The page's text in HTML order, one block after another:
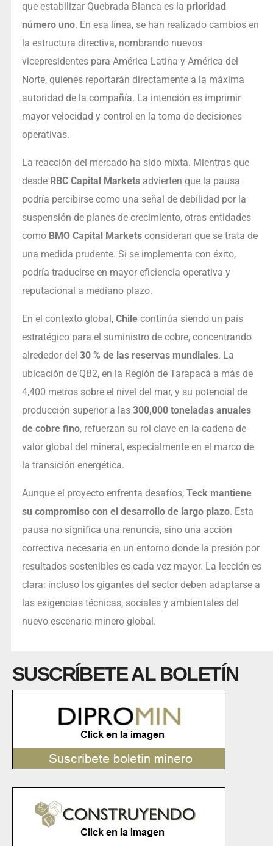
que estabilizar Quebrada Blanca es la prioridad
número uno. En esa línea, se han realizado cambios en
la estructura directiva, nombrando nuevos
vicepresidentes para América Latina y América del
Norte, quienes reportarán directamente a la máxima
autoridad de la compañía. La intención es imprimir
mayor velocidad y control en la toma de decisiones
operativas.
La reacción del mercado ha sido mixta. Mientras que
desde RBC Capital Marketsadvierten que la pausa
podría percibirse como una señal de debilidad por la
suspensión de planes de crecimiento, otras entidades
como BMO Capital Marketsconsideran que se trata de
una medida prudente. Si se implementa con éxito,
podría traducirse en mayor eficiencia operativa y
reputacional a mediano plazo.
En el contexto global, Chilecontinúa siendo un país
estratégico para el suministro de cobre, concentrando
alrededor del 30 % de las reservas mundiales. La
ubicación de QB2, en la Región de Tarapacá a más de
4,400 metros sobre el nivel del mar, y su potencial de
producción superior a las 300,000 toneladas anuales
de cobre fino, refuerzan su rol clave en la cadena de
valor global del mineral, especialmente en el marco de
la transición energética.
Aunque el proyecto enfrenta desafíos, Teck mantiene
su compromiso con el desarrollo de largo plazo. Esta
pausa no significa una renuncia, sino una acción
correctiva necesaria en un entorno donde la presión por
resultados sostenibles es cada vez mayor. La lección es
clara: incluso los gigantes del sector deben adaptarse a
las exigencias técnicas, sociales y ambientales del
nuevo escenario minero global.
SUSCRÍBETE AL BOLETÍN